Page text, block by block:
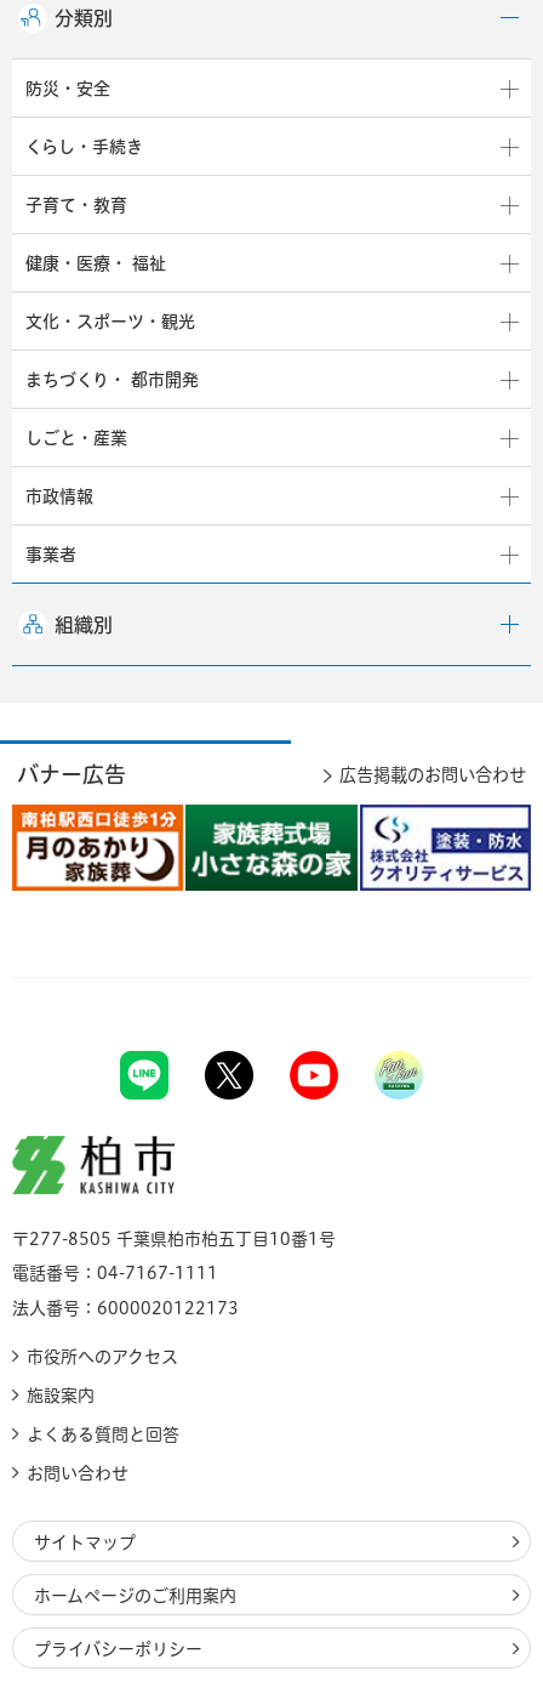
分類別
防災・安全
くらし・手続き
子育て・教育
健康・医療・ 福祉
文化・スポーツ・観光
まちづくり・ 都市開発
しごと・産業
市政情報
事業者
組織別
バナー広告 広告掲載のお問い合わせ
柏市
〒277-8505 千葉県柏市柏五丁目10番1号
電話番号：04-7167-1111
法人番号：6000020122173
市役所へのアクセス
施設案内
よくある質問と回答
お問い合わせ
サイトマップ
ホームページのご利用案内
プライバシーポリシー